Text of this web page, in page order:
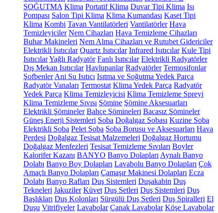
SOĞUTMA Klima Portatif Klima Duvar Tipi Klima Isı
Pompası Salon Tipi Klima Klima Kumandası Kaset Tipi
Klima Kombi Tavan Vantilatörleri Vantilatörler Hava
Temizleyiciler Nem Cihazları Hava Temizleme Cihazları
Buhar Makineleri Nem Alma Cihazları ve Rutubet Gidericiler
Elektrikli Isıtıcılar Quartz Isıtıcılar Infrared Isıtıcılar Kule Tipi
IsıtıcılarYağlı Radyatör Fanlı Isıtıcılar Elektrikli Radyatörler
Dış Mekan Isıtıcılar Havlupanlar Radyatörler Termosifonlar
Şofbenler Ani Su Isıtıcı Isıtma ve Soğutma Yedek Parça
Radyatör Vanaları Termostat Klima Yedek Parça Radyatör
Yedek Parça Klima Temizleyicisi Klima Temizleme Spreyi
Klima Temizleme Sıvısı Şömine Şömine Aksesuarları
Elektrikli Şömineler Bahçe Şömineleri Bacasız Şömineler
Güneş Enerji Sistemleri Soba Doğalgaz Sobası Kuzine Soba
Elektrikli Soba Pelet Soba Soba Borusu ve Aksesuarları Hava
Perdesi Doğalgaz Tesisat Malzemeleri Doğalgaz Hortumu
Doğalgaz Menfezleri Tesisat Temizleme Sıvıları Boyler
Kalorifer Kazanı BANYO Banyo Dolapları Aynalı Banyo
Dolabı Banyo Boy Dolapları Lavabolu Banyo Dolapları Çok
Amaçlı Banyo Dolapları Çamaşır Makinesi Dolapları Ecza
Dolabı Banyo Rafları Duş Sistemleri Duşakabin Duş
Tekneleri Jakuziler Küvet Duş Setleri Duş Sistemleri Duş
Başlıkları Duş Kolonları Sürgülü Duş Setleri Duş Spiralleri El
Duşu Vitrifiyeler Lavabolar Çanak Lavabolar Köşe Lavabolar